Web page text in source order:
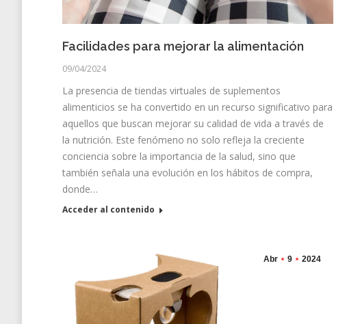
Facilidades para mejorar la alimentación
09/04/2024
La presencia de tiendas virtuales de suplementos
alimenticios se ha convertido en un recurso significativo para
aquellos que buscan mejorar su calidad de vida a través de
la nutrición. Este fenómeno no solo refleja la creciente
conciencia sobre la importancia de la salud, sino que
también señala una evolución en los hábitos de compra,
donde…
Acceder al contenido
Abr 9 2024